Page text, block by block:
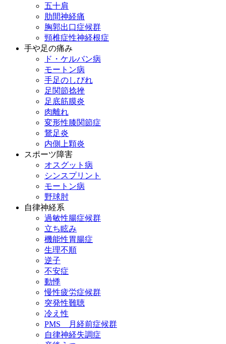
五十肩
肋間神経痛
胸郭出口症候群
頸椎症性神経根症
手や足の痛み
ド・ケルバン病
モートン病
手足のしびれ
足関節捻挫
足底筋膜炎
肉離れ
変形性膝関節症
鵞足炎
内側上顆炎
スポーツ障害
オスグット病
シンスプリント
モートン病
野球肘
自律神経系
過敏性腸症候群
立ち眩み
機能性胃腸症
生理不順
逆子
不安症
動悸
慢性疲労症候群
突発性難聴
冷え性
PMS 月経前症候群
自律神経失調症